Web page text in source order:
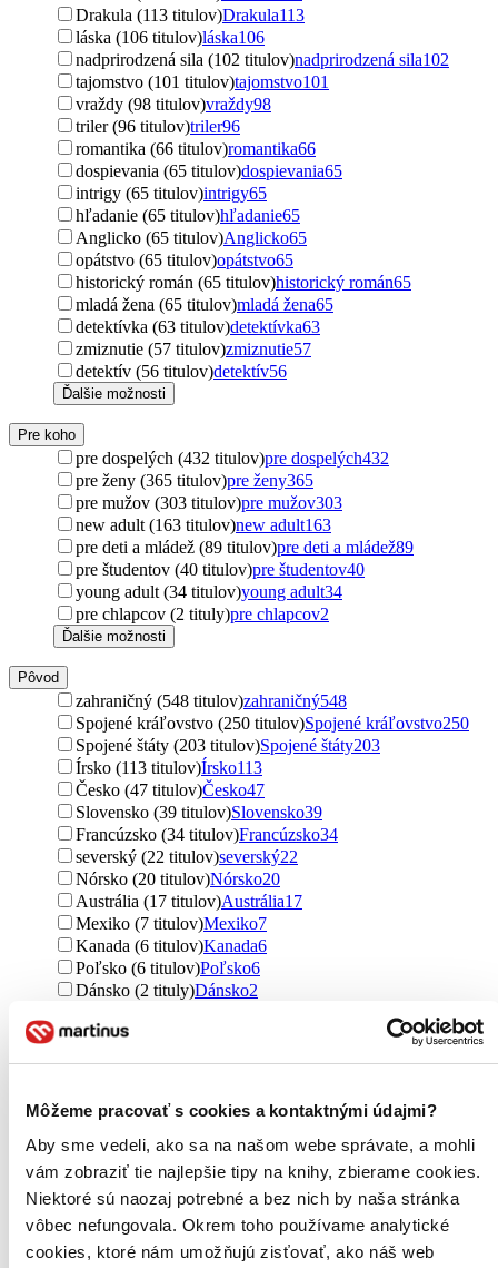
Môžeme pracovať s cookies a kontaktnými údajmi?
Aby sme vedeli, ako sa na našom webe správate, a mohli
vám zobraziť tie najlepšie tipy na knihy, zbierame cookies.
Niektoré sú naozaj potrebné a bez nich by naša stránka
vôbec nefungovala. Okrem toho používame analytické
cookies, ktoré nám umožňujú zisťovať, ako náš web
Drakula (113 titulov)Drakula113
láska (106 titulov)láska106
nadprirodzená sila (102 titulov)nadprirodzená sila102
tajomstvo (101 titulov)tajomstvo101
vraždy (98 titulov)vraždy98
triler (96 titulov)triler96
romantika (66 titulov)romantika66
dospievania (65 titulov)dospievania65
intrigy (65 titulov)intrigy65
hľadanie (65 titulov)hľadanie65
Anglicko (65 titulov)Anglicko65
opátstvo (65 titulov)opátstvo65
historický román (65 titulov)historický román65
mladá žena (65 titulov)mladá žena65
detektívka (63 titulov)detektívka63
zmiznutie (57 titulov)zmiznutie57
detektív (56 titulov)detektív56
Ďalšie možnosti
Pre koho
pre dospelých (432 titulov)pre dospelých432
pre ženy (365 titulov)pre ženy365
pre mužov (303 titulov)pre mužov303
new adult (163 titulov)new adult163
pre deti a mládež (89 titulov)pre deti a mládež89
pre študentov (40 titulov)pre študentov40
young adult (34 titulov)young adult34
pre chlapcov (2 tituly)pre chlapcov2
Ďalšie možnosti
Pôvod
zahraničný (548 titulov)zahraničný548
Spojené kráľovstvo (250 titulov)Spojené kráľovstvo250
Spojené štáty (203 titulov)Spojené štáty203
Írsko (113 titulov)Írsko113
Česko (47 titulov)Česko47
Slovensko (39 titulov)Slovensko39
Francúzsko (34 titulov)Francúzsko34
severský (22 titulov)severský22
Nórsko (20 titulov)Nórsko20
Austrália (17 titulov)Austrália17
Mexiko (7 titulov)Mexiko7
Kanada (6 titulov)Kanada6
Poľsko (6 titulov)Poľsko6
Dánsko (2 tituly)Dánsko2
Južná Kórea (2 tituly)
romány (608 titulov)romány608
poviedky (171 titulov) poviedky171
básne (10 titulov)básne10
novela (2 tituly)
novela 2
Podžáner
horory (407 titulov)horory 407